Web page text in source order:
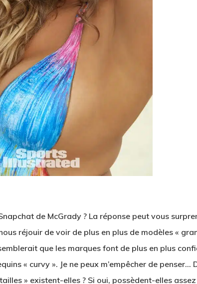
de McGrady ? La réponse peut vous
réjouir de voir de plus en plus de modèles «
que les marques font de plus en plus
« curvy ». Je ne peux m’empêcher de penser…
» existent-elles ? Si oui, possèdent-elles